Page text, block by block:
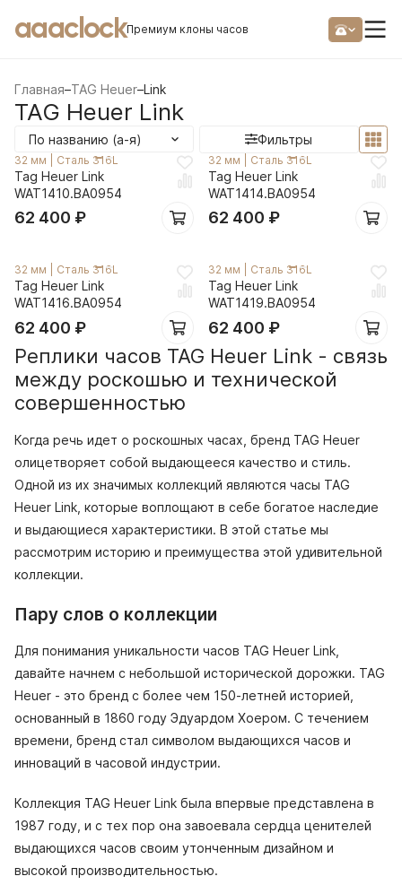
aaaclockПремиум клоны часов
Главная–TAG Heuer–Link
TAG Heuer Link
По названию (а-я) Фильтры
32 мм Сталь 316L
Tag Heuer Link
WAT1410.BA0954
62 400 ₽
32 мм Сталь 316L
Tag Heuer Link
WAT1414.BA0954
62 400 ₽
32 мм Сталь 316L
Tag Heuer Link
WAT1416.BA0954
62 400 ₽
32 мм Сталь 316L
Tag Heuer Link
WAT1419.BA0954
62 400 ₽
Реплики часов TAG Heuer Link - связь
между роскошью и технической
совершенностью
Когда речь идет о роскошных часах, бренд TAG Heuer
олицетворяет собой выдающееся качество и стиль.
Одной из их значимых коллекций являются часы TAG
Heuer Link, которые воплощают в себе богатое наследие
и выдающиеся характеристики. В этой статье мы
рассмотрим историю и преимущества этой удивительной
коллекции.
Пару слов о коллекции
Для понимания уникальности часов TAG Heuer Link,
давайте начнем с небольшой исторической дорожки. TAG
Heuer - это бренд с более чем 150-летней историей,
основанный в 1860 году Эдуардом Хоером. С течением
времени, бренд стал символом выдающихся часов и
инноваций в часовой индустрии.
Коллекция TAG Heuer Link была впервые представлена в
1987 году, и с тех пор она завоевала сердца ценителей
выдающихся часов своим утонченным дизайном и
высокой производительностью.